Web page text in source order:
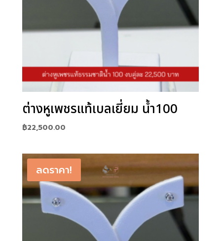
ต่างหูเพชรแท้เบลเยี่ยม น้ำ100
฿22,500.00
ลดราคา!